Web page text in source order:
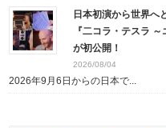
日本初演から世界へ
『二コラ・テスラ
が初公開！
2026/08/04
2026年9月6日からの日本で...